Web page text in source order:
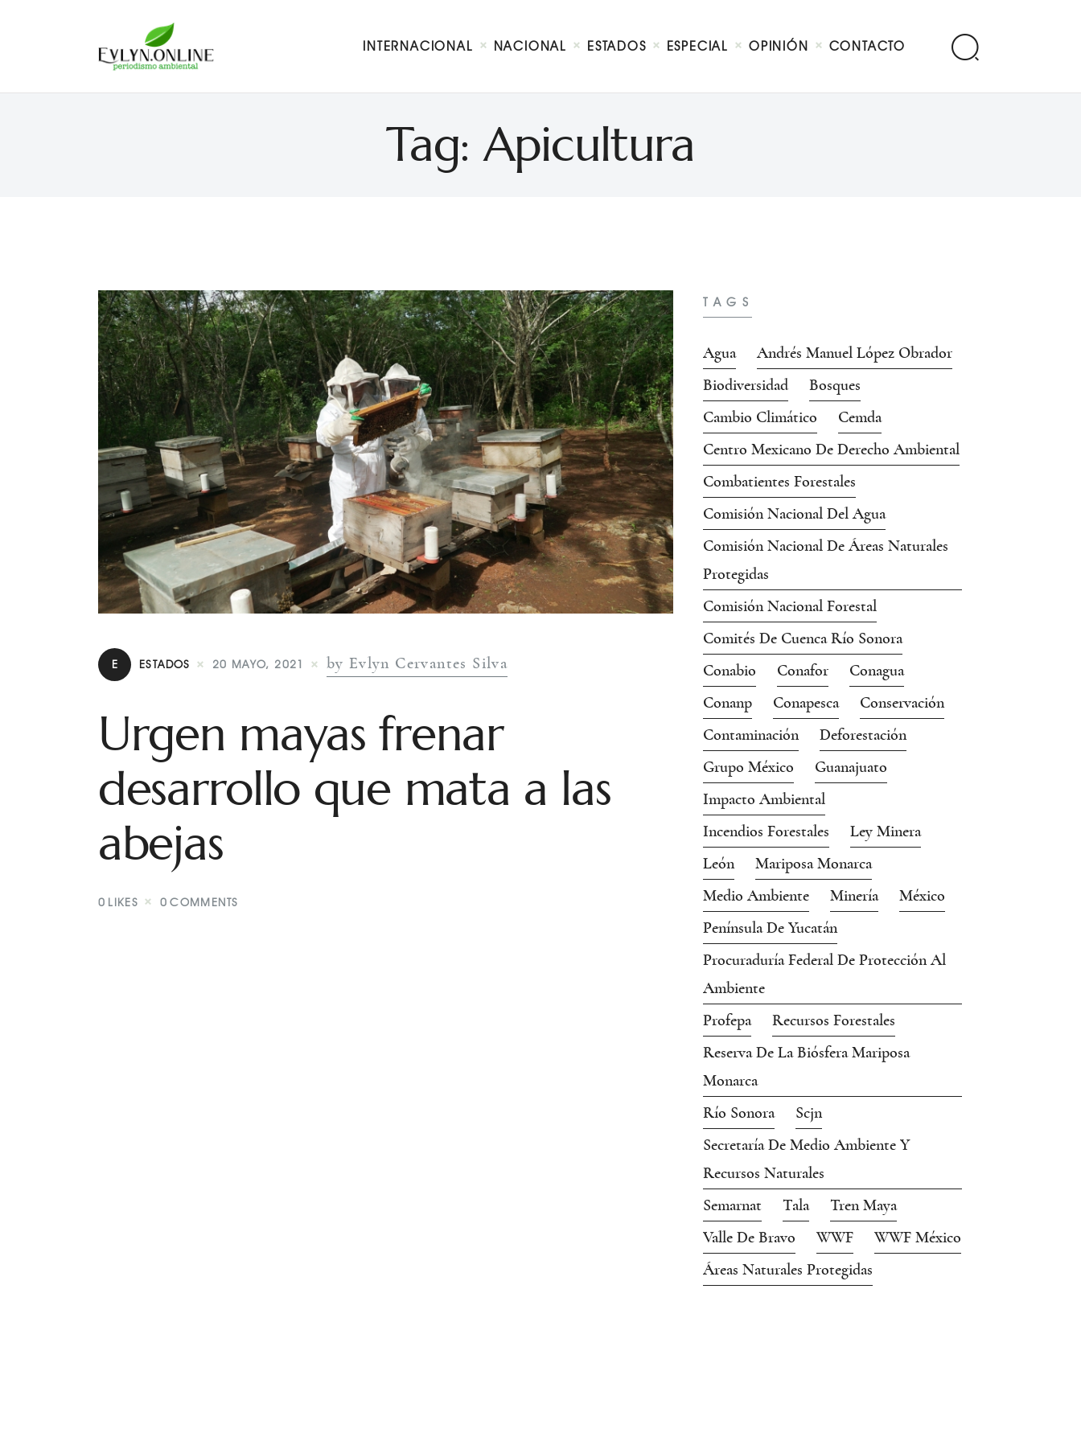
INTERNACIONAL NACIONAL ESTADOS ESPECIAL OPINIÓN CONTACTO
Tag: Apicultura
Evlyn Online
Periodismo para autogobernarse
Nacional
Especial
Contacto
E ESTADOS 20 MAYO, 2021 by Evlyn Cervantes Silva
Urgen mayas frenar
desarrollo que mata a las
abejas
0 LIKES 0 COMMENTS
TAGS
Agua
Andrés Manuel López Obrador
Biodiversidad
Bosques
Cambio Climático
Cemda
Centro Mexicano De Derecho Ambiental
Combatientes Forestales
Comisión Nacional Del Agua
Comisión Nacional De Áreas Naturales
Protegidas
Comisión Nacional Forestal
Comités De Cuenca Río Sonora
Conabio
Conafor
Conagua
Conanp
Conapesca
Conservación
Contaminación
Deforestación
Grupo México
Guanajuato
Impacto Ambiental
Incendios Forestales
Ley Minera
León
Mariposa Monarca
Medio Ambiente
Minería
México
Península De Yucatán
Procuraduría Federal De Protección Al
Ambiente
Profepa
Recursos Forestales
Reserva De La Biósfera Mariposa
Monarca
Río Sonora
Scjn
Secretaría De Medio Ambiente Y
Recursos Naturales
Semarnat
Tala
Tren Maya
Valle De Bravo
WWF
WWF México
Áreas Naturales Protegidas